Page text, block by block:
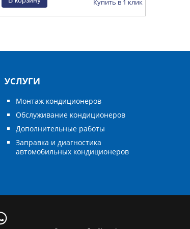
Купить в 1 клик
УСЛУГИ
Монтаж кондиционеров
Обслуживание кондиционеров
Дополнительные работы
Заправка и диагностика
автомобильных кондиционеров